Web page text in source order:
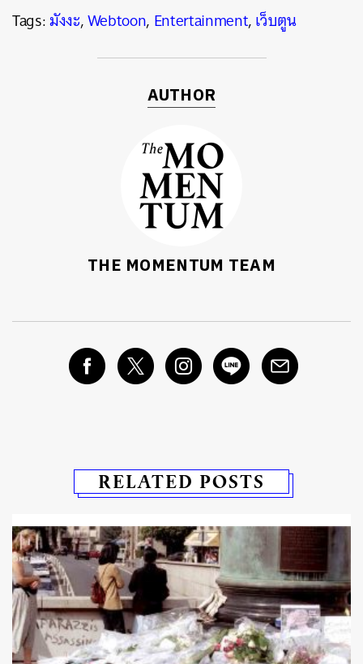
Tags:มังงะ,Webtoon, Entertainment,เว็บตูน
AUTHOR
THE MOMENTUM TEAM
RELATED POSTS